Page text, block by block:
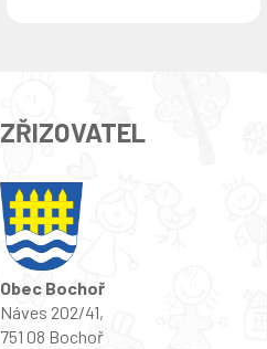
ZŘIZOVATEL
Obec Bochoř
Náves 202/41,
751 08 Bochoř